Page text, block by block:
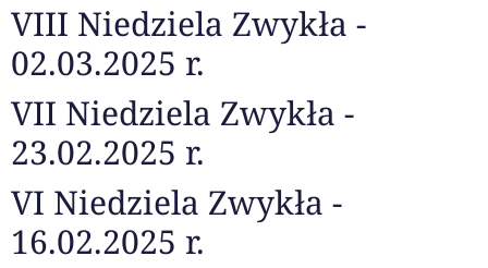
VIII Niedziela Zwykła -
02.03.2025 r.
VII Niedziela Zwykła -
23.02.2025 r.
VI Niedziela Zwykła -
16.02.2025 r.